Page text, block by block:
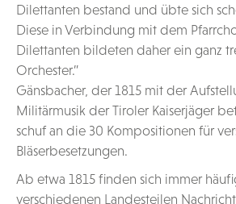
Dilettanten bestand und übte sich
Diese in Verbindung mit dem
Dilettanten bildeten daher ein ganz
Orchester.”
Gänsbacher, der 1815 mit der
Militärmusik der Tiroler Kaiserjäger
schuf an die 30 Kompositionen für
Bläserbesetzungen.
Ab etwa 1815 finden sich immer
verschiedenen Landesteilen